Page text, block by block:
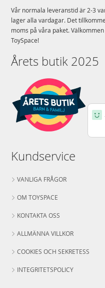
Vår normala leveranstid är 2-3
lager alla vardagar. Det
moms på våra paket.
ToySpace!
Årets butik 2025
Kundservice
VANLIGA FRÅGOR
OM TOYSPACE
KONTAKTA OSS
ALLMÄNNA VILLKOR
COOKIES OCH SEKRETESS
INTEGRITETSPOLICY